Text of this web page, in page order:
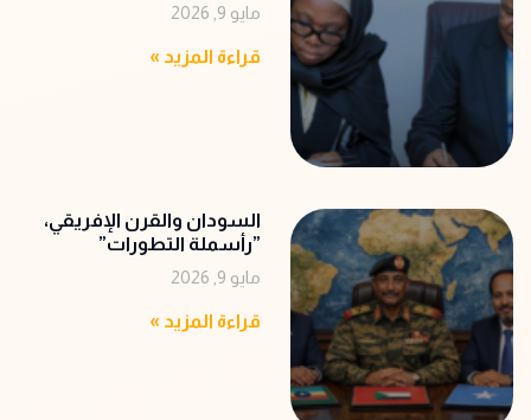
مايو 9, 2026
قراءة المزيد »
‬‭”‬رأسملة‭ ‬التطورات‭”‬
مايو 9, 2026
قراءة المزيد »